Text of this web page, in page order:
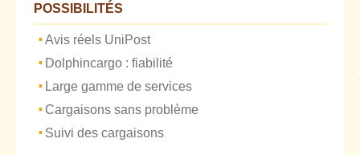
POSSIBILITÉS
Avis réels UniPost
Dolphincargo : fiabilité
Large gamme de services
Cargaisons sans problème
Suivi des cargaisons